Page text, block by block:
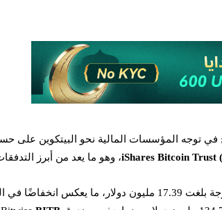
المؤسسات المالية نحو البيتكوين على
iShares Bitcoin Trust، وهو ما يعد من أبرز